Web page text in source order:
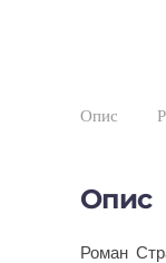
Опис
Опис
Роман